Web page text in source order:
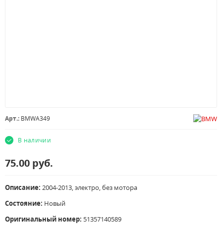
Арт.: BMWA349
В наличии
75.00 руб.
Описание: 2004-2013, электро, без мотора
Состояние: Новый
Оригинальный номер: 51357140589